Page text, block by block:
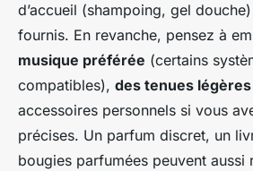
d’accueil (shampoing, gel
fournis. En revanche, pensez à
musique préférée (certains
compatibles), des tenues légères
accessoires personnels si vous
précises. Un parfum discret, un
bougies parfumées peuvent aussi